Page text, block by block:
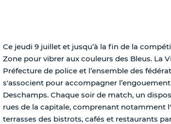
Ce jeudi 9 juillet et jusqu’à la fin de la
Zone pour vibrer aux couleurs des Bleus. La
Préfecture de police et l’ensemble des
s'associent pour accompagner
Deschamps. Chaque soir de match, un
rues de la capitale, comprenant notamment
terrasses des bistrots, cafés et restaurants